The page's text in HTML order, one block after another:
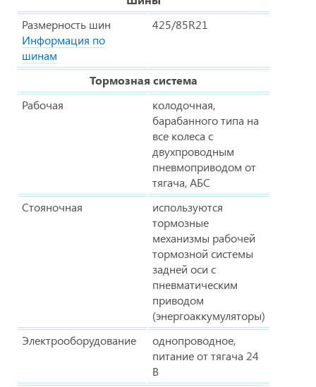
Размерность шин
Информация по
шинам
425/85R21
Тормозная система
Рабочая
колодочная,
барабанного типа на
все колеса с
двухпроводным
пневмоприводом от
тягача, АБС
Стояночная
используются
тормозные
механизмы рабочей
тормозной системы
задней оси с
пневматическим
приводом
(энергоаккумуляторы)
Электрооборудование
однопроводное,
питание от тягача 24
В